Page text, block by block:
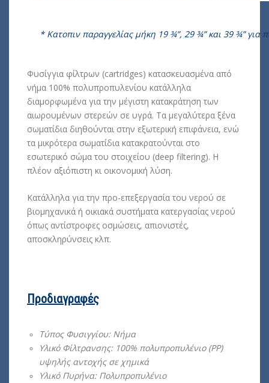
* Κατοπιν παραγγελίας μήκη 19 ¾”, 29 ¾” και 39 ¾” για
Φυσίγγια φίλτρων (cartridges) κατασκευασμένα από
νήμα 100% πολυπροπυλενίου κατάλληλα
διαμορφωμένα για την μέγιστη κατακράτηση των
αιωρουμένων στερεών σε υγρά. Τα μεγαλύτερα ξένα
σωματίδια διηθούνται στην εξωτερική επιφάνεια, ενώ
τα μικρότερα σωματίδια κατακρατούνται στο
εσωτερικό σώμα του στοιχείου (deep filtering). Η
πλέον αξιόπιστη κι οικονομική λύση.
Κατάλληλα για την προ-επεξεργασία του νερού σε
βιομηχανικά ή οικιακά συστήματα κατεργασίας νερού
όπως αντίστροφες οσμώσεις, απιονιστές,
αποσκληρύνσεις κλπ.
Προδιαγραφές
Τύπος Φυσιγγίου: Νήμα
Yλικό Φίλτρανσης: 100% πολυπροπυλένιο (PP)
υψηλής αντοχής σε χημικά
Υλικό Πυρήνα: Πολυπροπυλένιο